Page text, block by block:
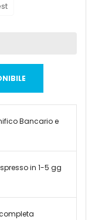
Bancario e
in 1-5 gg